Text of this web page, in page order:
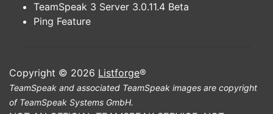
TeamSpeak 3 Server 3.0.11.4 Beta
Ping Feature
Copyright © 2026 Listforge®
TeamSpeak and associated TeamSpeak images are copyright
of TeamSpeak Systems GmbH.